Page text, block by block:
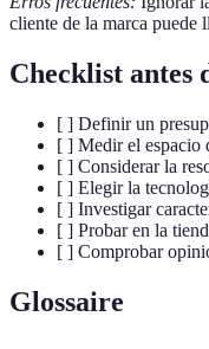
cliente de la marca puede
Checklist antes
[ ] Definir un
[ ] Medir el espacio
[ ] Considerar la
[ ] Elegir la
[ ] Investigar
[ ] Probar en la
[ ] Comprobar
Glossaire